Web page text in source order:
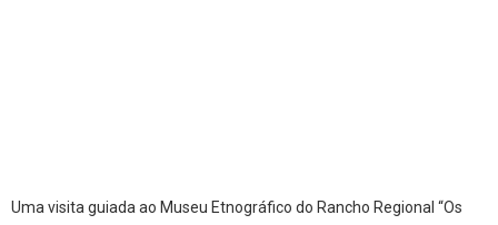
Uma visita guiada ao Museu Etnográfico do Rancho Regional “Os